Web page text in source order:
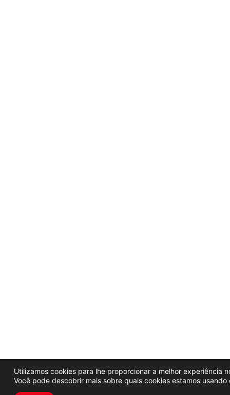
Utilizamos cookies para lhe proporcionar a melhor experiência
Você pode descobrir mais sobre quais cookies estamos usando